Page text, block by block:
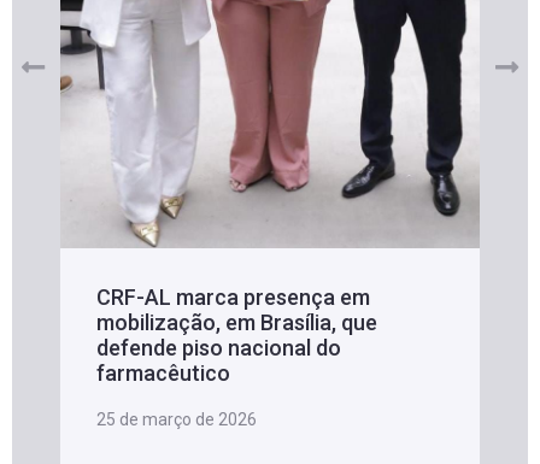
CRF-AL marca presença em
mobilização, em Brasília, que
defende piso nacional do
farmacêutico
25 de março de 2026